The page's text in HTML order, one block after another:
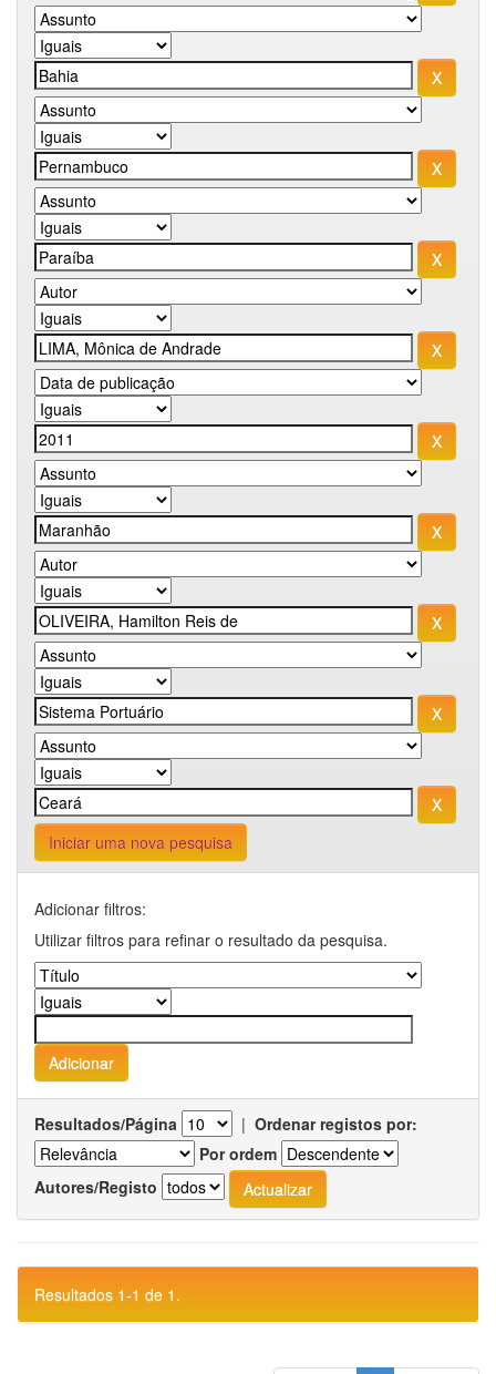
Iniciar uma nova pesquisa
Adicionar filtros:
Utilizar filtros para refinar o resultado da pesquisa.
Resultados/Página | Ordenar registos por:
Por ordem
Autores/Registo
Resultados 1-1 de 1.